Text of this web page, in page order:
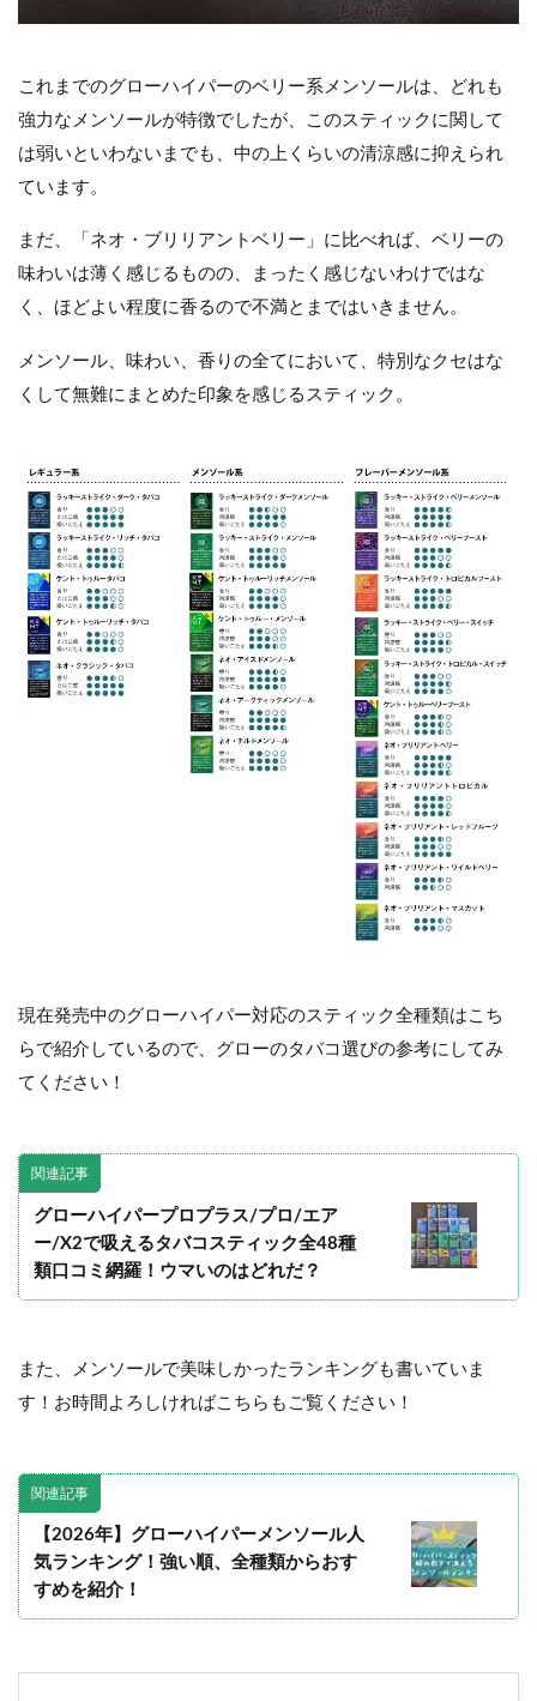
これまでのグローハイパーのベリー系メンソールは、どれも
強力なメンソールが特徴でしたが、このスティックに関して
は弱いといわないまでも、中の上くらいの清涼感に抑えられ
ています。
まだ、「ネオ・ブリリアントベリー」に比べれば、ベリーの
味わいは薄く感じるものの、まったく感じないわけではな
く、ほどよい程度に香るので不満とまではいきません。
メンソール、味わい、香りの全てにおいて、特別なクセはな
くして無難にまとめた印象を感じるスティック。
現在発売中のグローハイパー対応のスティック全種類はこち
らで紹介しているので、グローのタバコ選びの参考にしてみ
てください！
関連記事
グローハイパープロプラス/プロ/エア
ー/X2で吸えるタバコスティック全48種
類口コミ網羅！ウマいのはどれだ？
また、メンソールで美味しかったランキングも書いていま
す！お時間よろしければこちらもご覧ください！
関連記事
【2026年】グローハイパーメンソール人
気ランキング！強い順、全種類からおす
すめを紹介！